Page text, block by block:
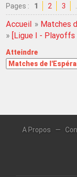
Pages : 1 2 3
Accueil » Matches
»
[Ligue I -
Atteindre
A Propos —